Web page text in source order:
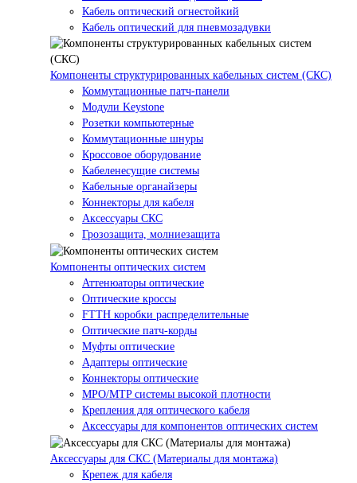
Кабель оптический огнестойкий
Кабель оптический для пневмозадувки
Компоненты структурированных кабельных систем (СКС)
Коммутационные патч-панели
Модули Keystone
Розетки компьютерные
Коммутационные шнуры
Кроссовое оборудование
Кабеленесущие системы
Кабельные органайзеры
Коннекторы для кабеля
Аксессуары СКС
Грозозащита, молниезащита
Компоненты оптических систем
Аттенюаторы оптические
Оптические кроссы
FTTH коробки распределительные
Оптические патч-корды
Муфты оптические
Адаптеры оптические
Коннекторы оптические
MPO/MTP системы высокой плотности
Крепления для оптического кабеля
Аксессуары для компонентов оптических систем
Аксессуары для СКС (Материалы для монтажа)
Крепеж для кабеля